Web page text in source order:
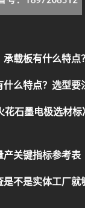
载板有什么特点
么特点？选型要
花石墨电极选材
关键指标参考表
不是实体工厂就